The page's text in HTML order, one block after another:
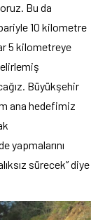
Bu da
10 kilometre
5 kilometreye
Büyükşehir
ana hedefimiz
yapmalarını
sürecek” diye